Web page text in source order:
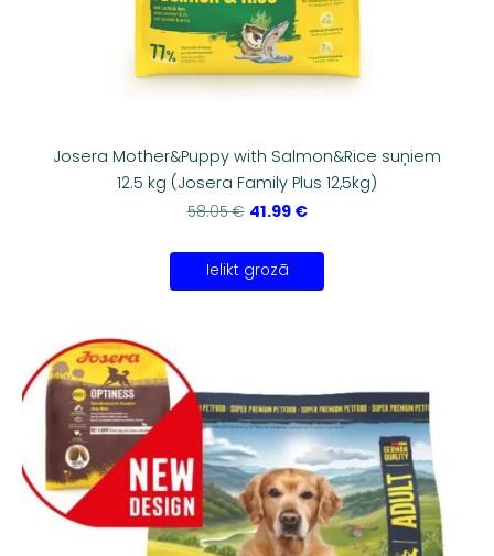
Josera Mother&Puppy with Salmon&Rice suņiem
12.5 kg (Josera Family Plus 12,5kg)
58.05 € 41.99 €
Ielikt grozā